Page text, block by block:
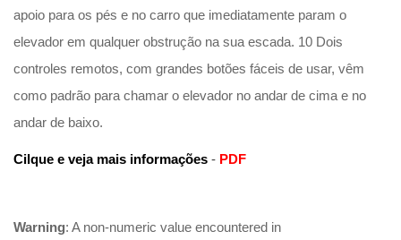
apoio para os pés e no carro que imediatamente param o
elevador em qualquer obstrução na sua escada. 10 Dois
controles remotos, com grandes botões fáceis de usar, vêm
como padrão para chamar o elevador no andar de cima e no
andar de baixo.
Cilque e veja mais informações - PDF
Warning: A non-numeric value encountered in